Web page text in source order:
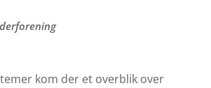
kom der et overblik over